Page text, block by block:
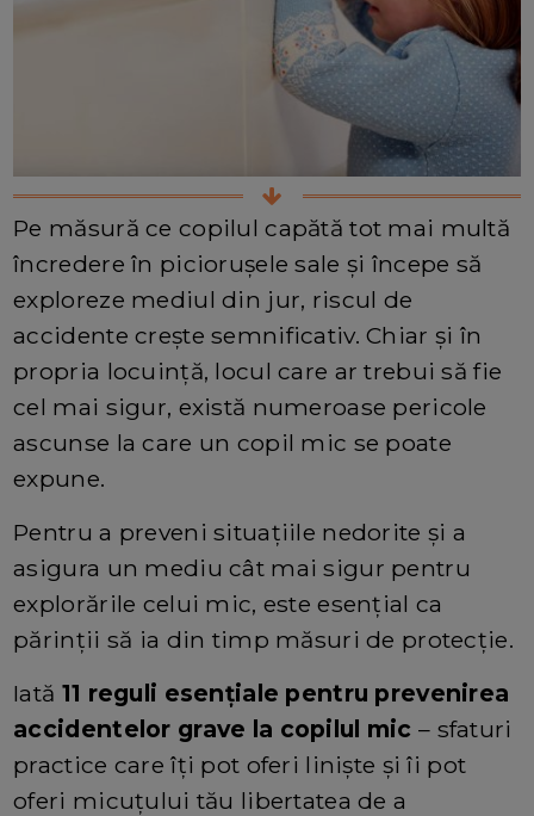
Pe măsură ce copilul capătă tot mai multă
încredere în piciorușele sale și începe să
exploreze mediul din jur, riscul de
accidente crește semnificativ. Chiar și în
propria locuință, locul care ar trebui să fie
cel mai sigur, există numeroase pericole
ascunse la care un copil mic se poate
expune.
Pentru a preveni situațiile nedorite și a
asigura un mediu cât mai sigur pentru
explorările celui mic, este esențial ca
părinții să ia din timp măsuri de protecție.
Iată 11 reguli esențiale pentru prevenirea
accidentelor grave la copilul mic – sfaturi
practice care îți pot oferi liniște și îi pot
oferi micuțului tău libertatea de a